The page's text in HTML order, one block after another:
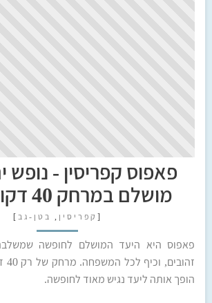
פאפוס קפריסין - נופש
מושלם במרחק 40 דקות טיסה
[ קפריסין , בטן-גב ]
פאפוס היא היעד המושלם לחופשה
הופך אותה ליעד נגיש מאוד לחופשה.